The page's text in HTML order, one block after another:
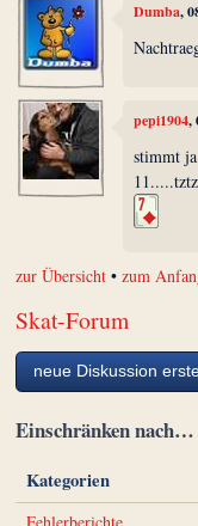
Dumba,
pepi1904,
stimmt
zur Übersicht •zum
Skat-Forum
neue Diskussion
Einschränken nach…
Kategorien